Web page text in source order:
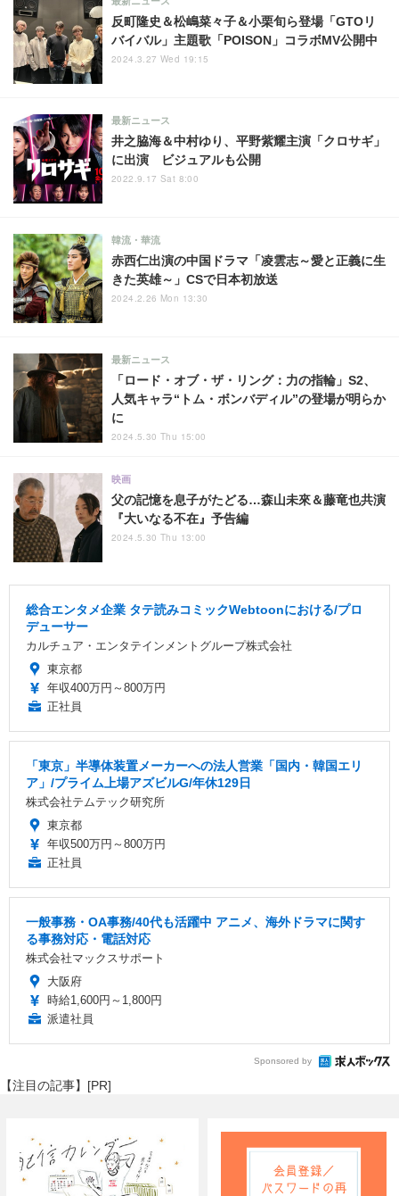
反町隆史＆松嶋菜々子＆小栗旬ら登場「GTOリ
バイバル」主題歌「POISON」コラボMV公開中
2024.3.27 Wed 19:15
井之脇海＆中村ゆり、平野紫耀主演「クロサギ」
に出演 ビジュアルも公開
最新ニュース
2022.9.17 Sat 8:00
赤西仁出演の中国ドラマ「凌雲志～愛と正義に生
きた英雄～」CSで日本初放送
韓流・華流
2024.2.26 Mon 13:30
「ロード・オブ・ザ・リング：力の指輪」S2、
人気キャラ“トム・ボンバディル”の登場が明らか
に
最新ニュース
2024.5.30 Thu 15:00
父の記憶を息子がたどる…森山未來＆藤竜也共演
『大いなる不在』予告編
映画
2024.5.30 Thu 13:00
総合エンタメ企業 タテ読みコミックWebtoonにおける/プロ
デューサー
カルチュア・エンタテインメントグループ株式会社
東京都
年収400万円～800万円
正社員
「東京」半導体装置メーカーへの法人営業「国内・韓国エリ
ア」/プライム上場アズビルG/年休129日
株式会社テムテック研究所
東京都
年収500万円～800万円
正社員
一般事務・OA事務/40代も活躍中 アニメ、海外ドラマに関す
る事務対応・電話対応
株式会社マックスサポート
大阪府
時給1,600円～1,800円
派遣社員
Sponsored by
【注目の記事】[PR]